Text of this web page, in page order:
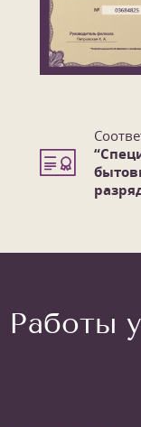
Работы